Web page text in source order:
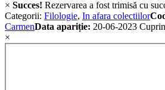
× Succes! Rezervarea a fost trimisă cu
Categorii: Filologie, In afara colectiilor
CarmenData apariție: 20-06-2023
×